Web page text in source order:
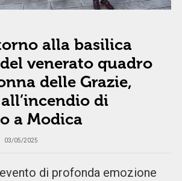
alla basilica
venerato quadro
delle Grazie,
di
a Modica
03/05/2025
di profonda emozione